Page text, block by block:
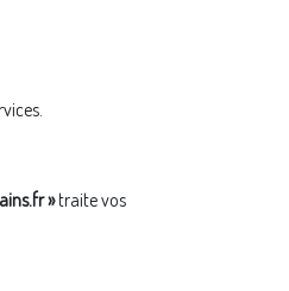
»traite vos